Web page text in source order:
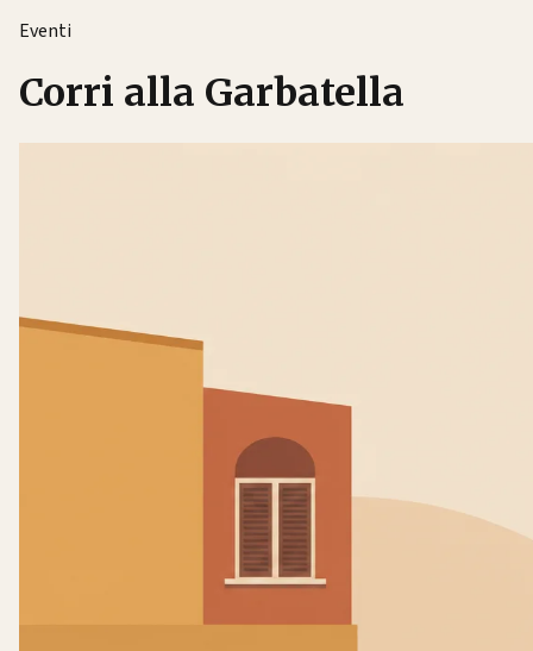
Eventi
Corri alla Garbatella